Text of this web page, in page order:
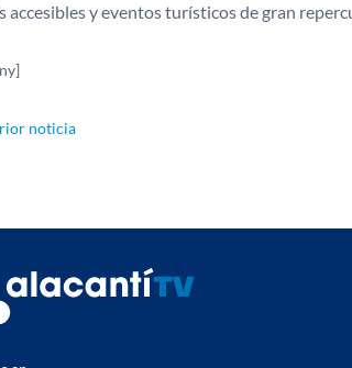
accesibles y eventos turísticos de gran
noticia